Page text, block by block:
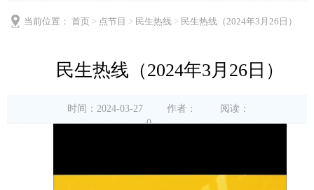
当前位置： 首页 > 点节目 > 民生热线 > 民生热线（2024年3月26日）
民生热线（2024年3月26日）
时间：2024-03-27 作者：
阅读：
0